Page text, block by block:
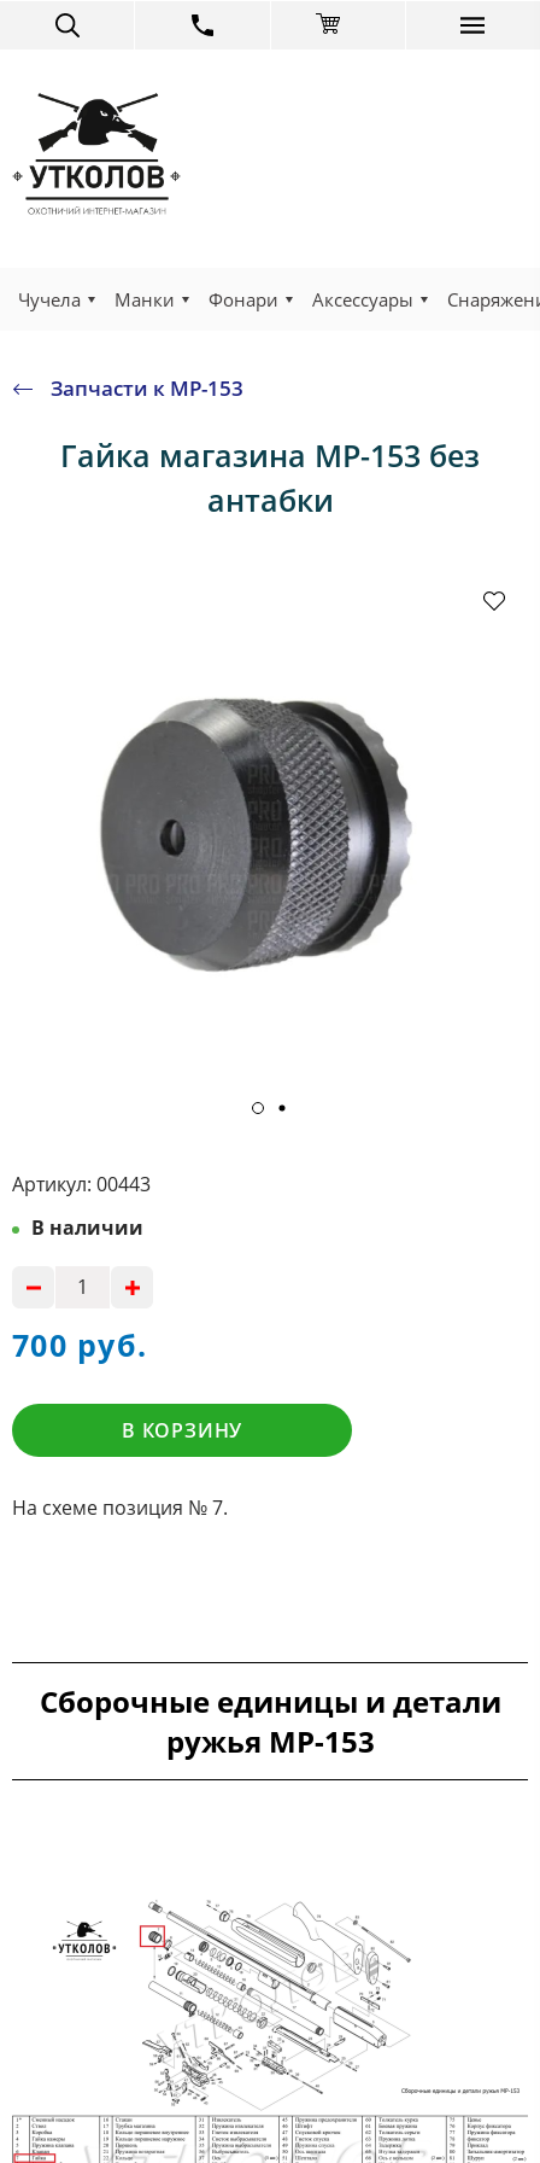
Чучела Манки Фонари Аксессуары
Запчасти к МР-153
Гайка магазина МР-153 без
антабки
Артикул: 00443
В наличии
700 руб.
В КОРЗИНУ
На схеме позиция № 7.
Сборочные единицы и детали
ружья МР-153